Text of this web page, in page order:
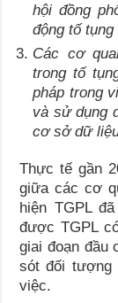
hội đồng
động tố
Các cơ
trong tố
pháp trong
và sử dụng
cơ sở dữ
Thực tế gần
giữa các cơ
hiện TGPL
được TGPL
giai đoạn đầu
sót đối tượng
việc.